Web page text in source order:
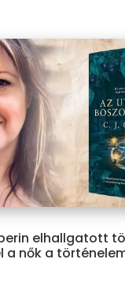
elhallgatott
a nők a